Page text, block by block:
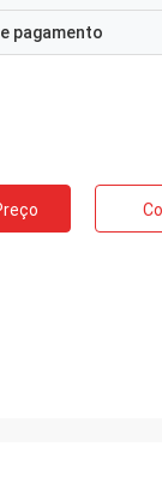
pagamento